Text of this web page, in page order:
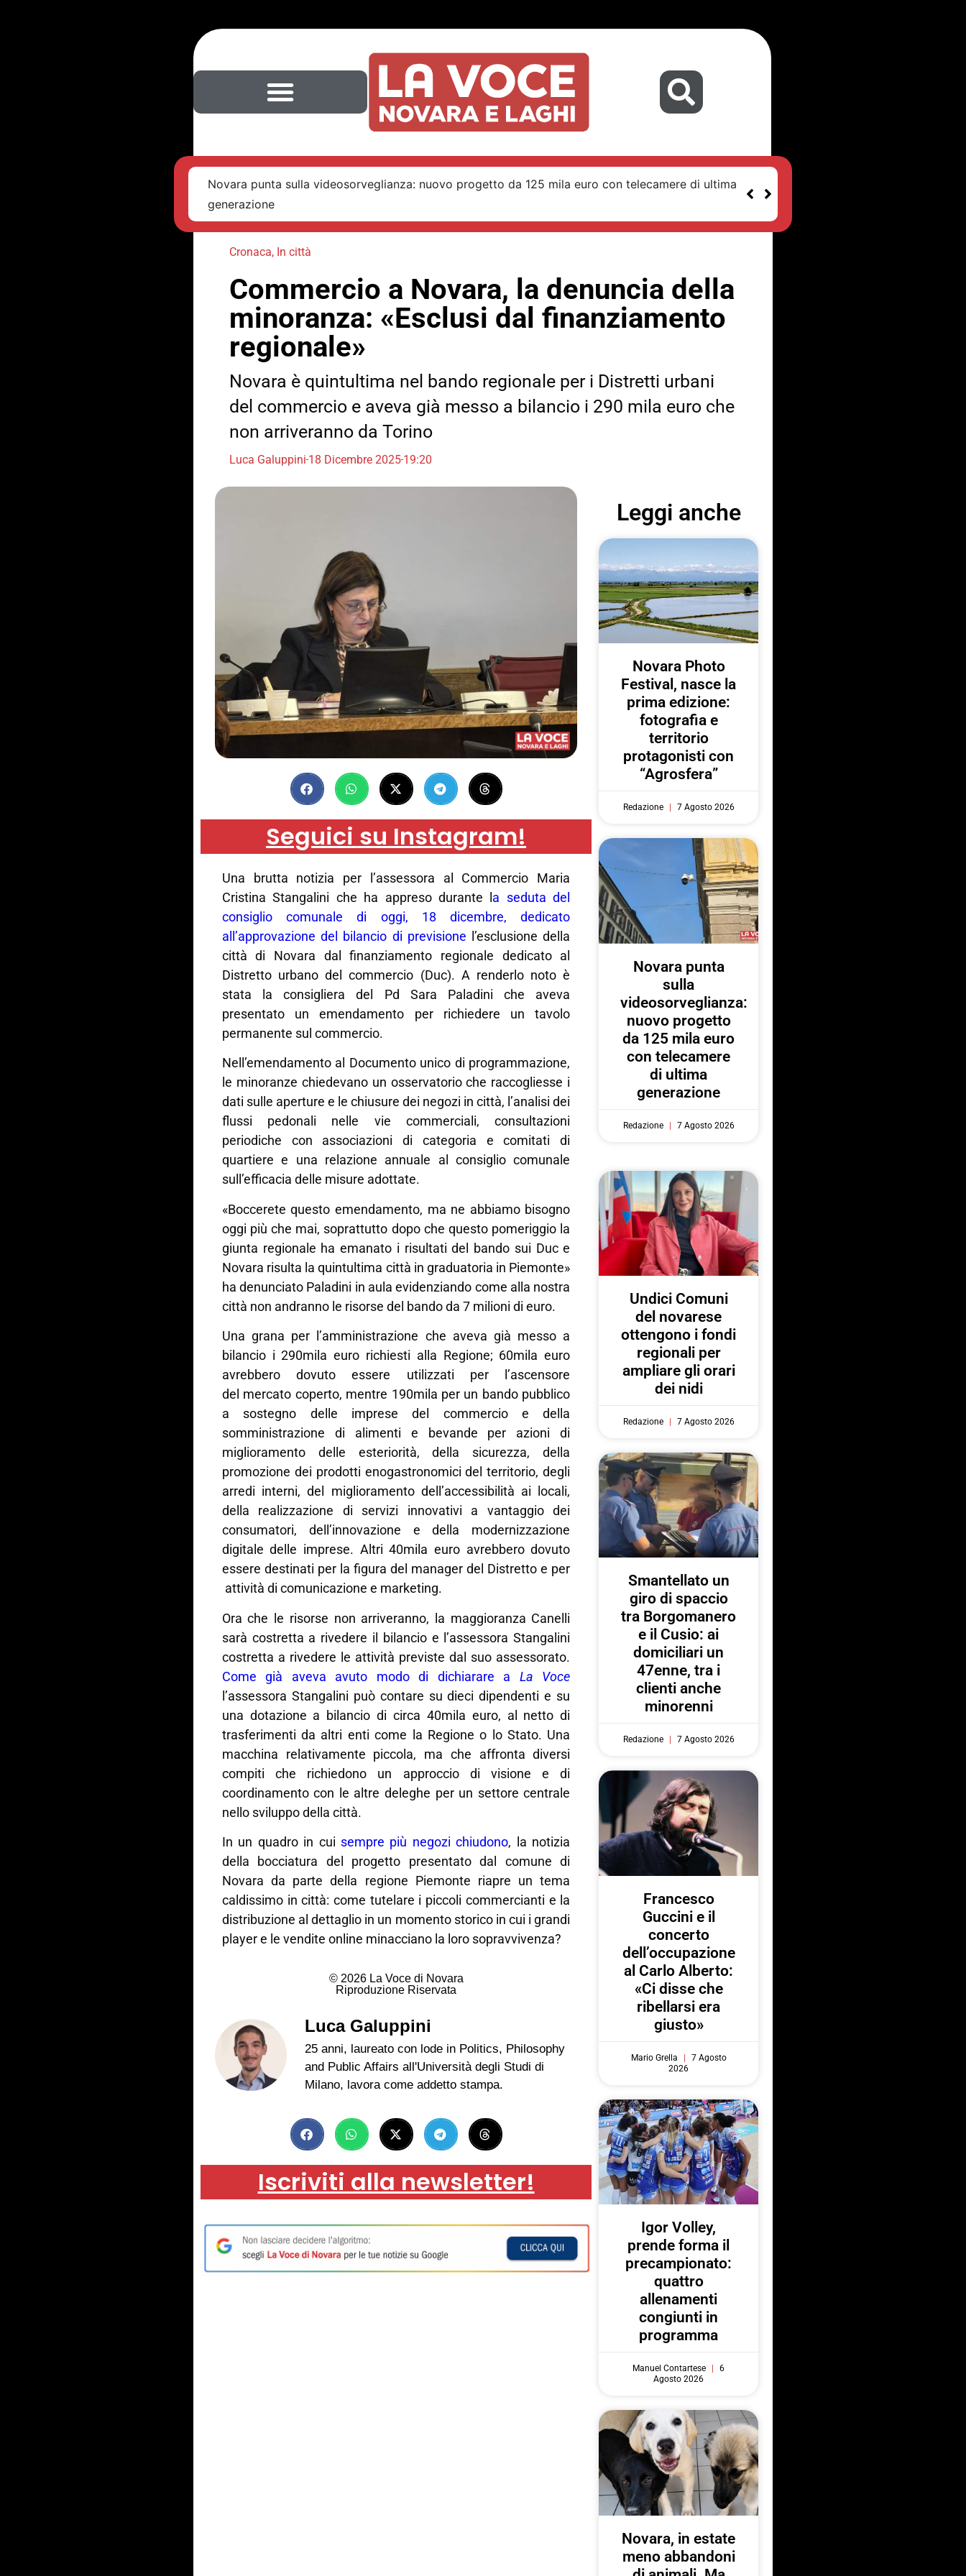
Novara punta sulla videosorveglianza: nuovo progetto da 125 mila euro con telecamere di ultima
generazione
Cronaca, In città
Commercio a Novara, la denuncia della
minoranza: «Esclusi dal finanziamento
regionale»
Novara è quintultima nel bando regionale per i Distretti urbani
del commercio e aveva già messo a bilancio i 290 mila euro che
non arriveranno da Torino
Luca Galuppini18 Dicembre 202519:20
Seguici su Instagram!
Una brutta notizia per l’assessora al Commercio Maria
Cristina Stangalini che ha appreso durante l a seduta del
consiglio comunale di oggi, 18 dicembre, dedicato
all’approvazione del bilancio di previsione l’esclusione della
città di Novara dal finanziamento regionale dedicato al
Distretto urbano del commercio (Duc). A renderlo noto è
stata la consigliera del Pd Sara Paladini che aveva
presentato un emendamento per richiedere un tavolo
permanente sul commercio.
Nell’emendamento al Documento unico di programmazione,
le minoranze chiedevano un osservatorio che raccogliesse i
dati sulle aperture e le chiusure dei negozi in città, l’analisi dei
flussi pedonali nelle vie commerciali, consultazioni
periodiche con associazioni di categoria e comitati di
quartiere e una relazione annuale al consiglio comunale
sull’efficacia delle misure adottate.
«Boccerete questo emendamento, ma ne abbiamo bisogno
oggi più che mai, soprattutto dopo che questo pomeriggio la
giunta regionale ha emanato i risultati del bando sui Duc e
Novara risulta la quintultima città in graduatoria in Piemonte»
ha denunciato Paladini in aula evidenziando come alla nostra
città non andranno le risorse del bando da 7 milioni di euro.
Una grana per l’amministrazione che aveva già messo a
bilancio i 290mila euro richiesti alla Regione; 60mila euro
avrebbero dovuto essere utilizzati per l’ascensore
del mercato coperto, mentre 190mila per un bando pubblico
a sostegno delle imprese del commercio e della
somministrazione di alimenti e bevande per azioni di
miglioramento delle esteriorità, della sicurezza, della
promozione dei prodotti enogastronomici del territorio, degli
arredi interni, del miglioramento dell’accessibilità ai locali,
della realizzazione di servizi innovativi a vantaggio dei
consumatori, dell’innovazione e della modernizzazione
digitale delle imprese. Altri 40mila euro avrebbero dovuto
essere destinati per la figura del manager del Distretto e per
attività di comunicazione e marketing.
Ora che le risorse non arriveranno, la maggioranza Canelli
sarà costretta a rivedere il bilancio e l’assessora Stangalini
costretta a rivedere le attività previste dal suo assessorato.
Come già aveva avuto modo di dichiarare a La
Voce
l’assessora Stangalini può contare su dieci dipendenti e su
una dotazione a bilancio di circa 40mila euro, al netto di
trasferimenti da altri enti come la Regione o lo Stato. Una
macchina relativamente piccola, ma che affronta diversi
compiti che richiedono un approccio di visione e di
coordinamento con le altre deleghe per un settore centrale
nello sviluppo della città.
In un quadro in cui sempre più negozi chiudono, la notizia
della bocciatura del progetto presentato dal comune di
Novara da parte della regione Piemonte riapre un tema
caldissimo in città: come tutelare i piccoli commercianti e la
distribuzione al dettaglio in un momento storico in cui i grandi
player e le vendite online minacciano la loro sopravvivenza?
© 2026 La Voce di Novara
Riproduzione Riservata
Luca Galuppini
25 anni, laureato con lode in Politics, Philosophy
and Public Affairs all'Università degli Studi di
Milano, lavora come addetto stampa.
Iscriviti alla newsletter!
Leggi anche
Novara Photo
Festival, nasce la
prima edizione:
fotografia e
territorio
protagonisti con
“Agrosfera”
Redazione 7 Agosto 2026
Novara punta
sulla
videosorveglianza:
nuovo progetto
da 125 mila euro
con telecamere
di ultima
generazione
Redazione 7 Agosto 2026
Undici Comuni
del novarese
ottengono i fondi
regionali per
ampliare gli orari
dei nidi
Redazione 7 Agosto 2026
Smantellato un
giro di spaccio
tra Borgomanero
e il Cusio: ai
domiciliari un
47enne, tra i
clienti anche
minorenni
Redazione 7 Agosto 2026
Francesco
Guccini e il
concerto
dell’occupazione
al Carlo Alberto:
«Ci disse che
ribellarsi era
giusto»
Mario Grella
7 Agosto
2026
Igor Volley,
prende forma il
precampionato:
quattro
allenamenti
congiunti in
programma
Manuel Contartese
6
Agosto 2026
Novara, in estate
meno abbandoni